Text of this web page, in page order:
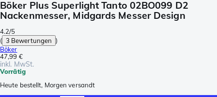
Böker Plus Superlight Tanto 02BO099 D2
Nackenmesser, Midgards Messer Design
4.2/5
( 3 Bewertungen )
Böker
47,99 €
inkl. MwSt.
Vorrätig
Heute bestellt, Morgen versandt